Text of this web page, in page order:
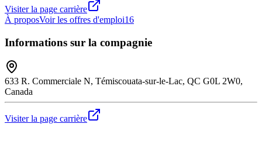
Visiter la page carrière
À proposVoir les offres d'emploi16
Informations sur la compagnie
633 R. Commerciale N, Témiscouata-sur-le-Lac, QC G0L 2W0,
Canada
Visiter la page carrière